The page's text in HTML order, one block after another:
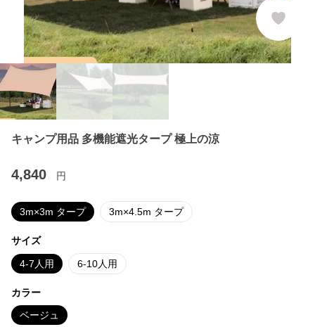
キャンプ用品 多機能遮光タープ 極上の涼
4,840 円
3m×3m タープ 3m×4.5m タープ
サイズ
4-7人用 6-10人用
カラー
ベージュ